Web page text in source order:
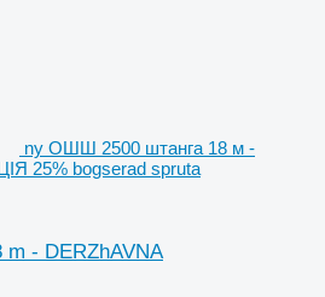
ny ОШШ 2500 штанга 18 м -
25% bogserad spruta
m - DERZhAVNA